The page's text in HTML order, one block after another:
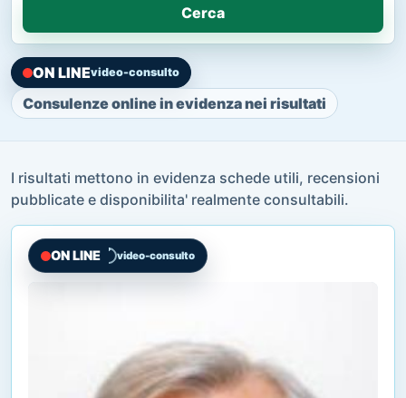
Cerca
ON LINEvideo-consulto
Consulenze online in evidenza nei risultati
I risultati mettono in evidenza schede utili, recensioni
pubblicate e disponibilita' realmente consultabili.
ON LINE video-consulto